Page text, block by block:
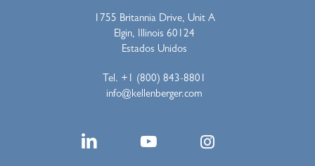
1755 Britannia Drive, Unit A
Elgin, Illinois 60124
Estados Unidos
Tel. +1 (800) 843-8801
info@kellenberger.com